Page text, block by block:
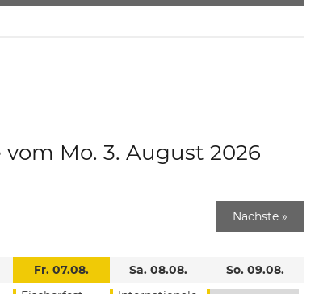
Mo. 3. August 2026
Nächste »
Fr. 07.08.
Sa. 08.08.
So. 09.08.